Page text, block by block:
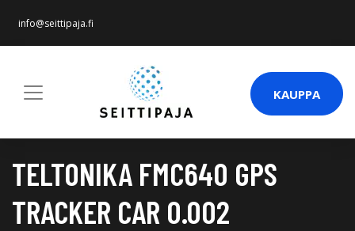
info@seittipaja.fi
KAUPPA
TELTONIKA FMC640 GPS
TRACKER CAR 0.002